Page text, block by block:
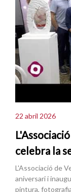
22 abril 2026
celebra la
L'Associació de
aniversari i
pintura,